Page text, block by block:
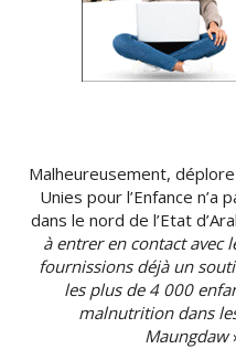
Malheureusement,
Unies pour l’Enfance n’a
dans le nord de l’Etat d’
à entrer en contact avec
fournissions déjà un
les plus de 4 000
malnutrition dans
Maungdaw